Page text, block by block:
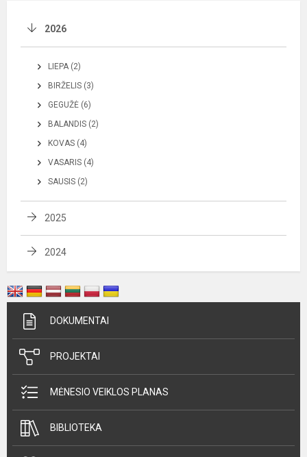
2026
LIEPA (2)
BIRŽELIS (3)
GEGUŽĖ (6)
BALANDIS (2)
KOVAS (4)
VASARIS (4)
SAUSIS (2)
2025
2024
DOKUMENTAI
PROJEKTAI
MĖNESIO VEIKLOS PLANAS
BIBLIOTEKA